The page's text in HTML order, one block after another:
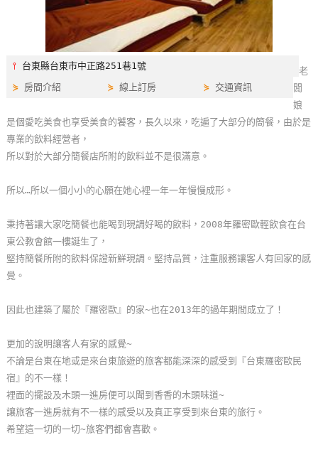
紅
帶
你
玩
樂
地
顧
服
務
顧
客
滿
⫯ 台東縣台東市中正路251巷1號
⋟ 房間介紹 ⋟線上訂房 ⋟ 交通資訊
老
闆
娘
是個愛吃美食也享受美食的饕客，長久以來，吃遍了大部分的簡餐，由於是
專業的飲料經營者，
所以對於大部分簡餐店所附的飲料並不是很滿意。
所以…所以一個小小的心願在她心裡一年一年慢慢成形。
秉持著讓大家吃簡餐也能喝到現調好喝的飲料，2008年羅密歐輕飲食在台
東公教會館一樓誕生了，
堅持簡餐所附的飲料保證新鮮現調。堅持品質，注重服務讓客人有回家的感
覺。
因此也建築了屬於『羅密歐』的家~也在2013年的過年期間成立了！
更加的說明讓客人有家的感覺~
不論是台東在地或是來台東旅遊的旅客都能深深的感受到『台東羅密歐民
宿』的不一樣！
裡面的擺設及木頭一進房便可以聞到香香的木頭味道~
讓旅客一進房就有不一樣的感受以及真正享受到來台東的旅行。
希望這一切的一切~旅客們都會喜歡。